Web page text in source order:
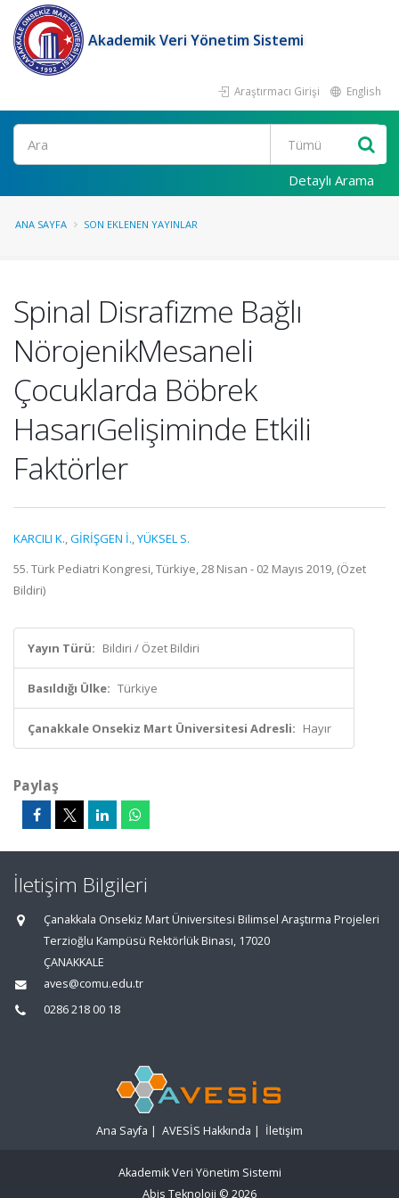
Akademik Veri Yönetim Sistemi
Araştırmacı Girişi English
Ara
Detaylı Arama
ANA SAYFA SON EKLENEN YAYINLAR
Spinal Disrafizme Bağlı
NörojenikMesaneli
Çocuklarda Böbrek
HasarıGelişiminde Etkili
Faktörler
KARCILI K.,GİRİŞGEN İ.,YÜKSEL S.
55. Türk Pediatri Kongresi, Türkiye, 28 Nisan - 02 Mayıs 2019, (Özet
Bildiri)
Yayın Türü: Bildiri / Özet Bildiri
Basıldığı Ülke: Türkiye
Çanakkale Onsekiz Mart Üniversitesi Adresli: Hayır
Paylaş
İletişim Bilgileri
Çanakkala Onsekiz Mart Üniversitesi Bilimsel Araştırma Projeleri
Terzioğlu Kampüsü Rektörlük Binası, 17020
ÇANAKKALE
aves@comu.edu.tr
0286 218 00 18
Ana Sayfa | AVESİS Hakkında | İletişim
Akademik Veri Yönetim Sistemi
Abis Teknoloji © 2026